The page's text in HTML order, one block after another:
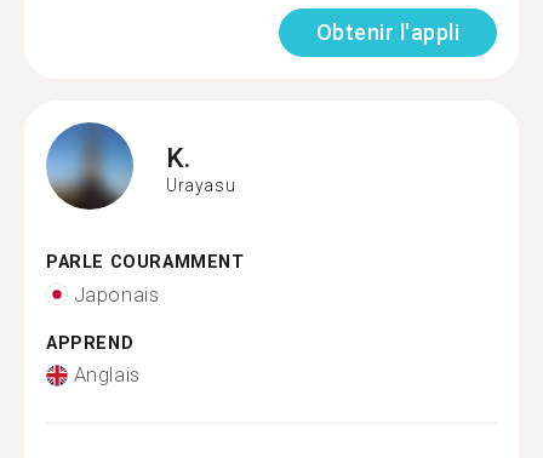
Obtenir l'appli
K.
Urayasu
PARLE COURAMMENT
Japonais
APPREND
Anglais